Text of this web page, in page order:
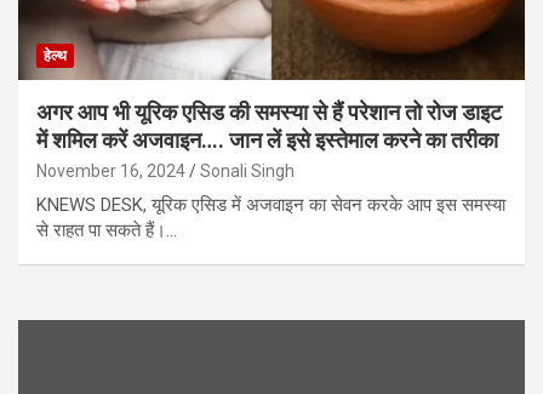
हेल्थ
अगर आप भी यूरिक एसिड की समस्या से हैं परेशान तो रोज डाइट
में शमिल करें अजवाइन…. जान लें इसे इस्तेमाल करने का तरीका
November 16, 2024 Sonali Singh
KNEWS DESK, यूरिक एसिड में अजवाइन का सेवन करके आप इस समस्या
से राहत पा सकते हैं।…